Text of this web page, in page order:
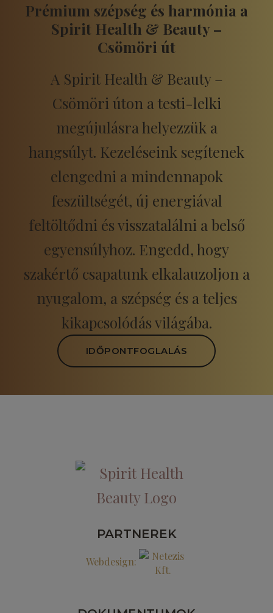
Prémium szépség és harmónia a
Spirit Health & Beauty –
Csömöri út
A Spirit Health & Beauty –
Csömöri úton a testi-lelki
megújulásra helyezzük a
hangsúlyt. Kezeléseink segítenek
elengedni a mindennapok
feszültségét, új energiával
feltöltődni és visszatalálni a belső
egyensúlyhoz. Engedd, hogy
szakértő csapatunk elkalauzoljon a
nyugalom, a szépség és a teljes
kikapcsolódás világába.
IDŐPONTFOGLALÁS
PARTNEREK
Webdesign: